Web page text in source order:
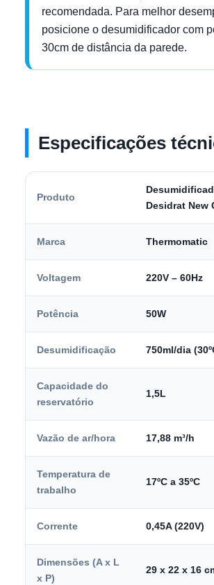
recomendada. Para melhor
posicione o desumidificador com
30cm de distância da parede.
Especificações
Produto
Desidrat New
Marca Thermomatic
Voltagem 220V – 60Hz
Potência 50W
Desumidificação 750ml/dia
Capacidade do
reservatório
1,5L
Vazão de ar/hora 17,88 m³/h
Temperatura de
trabalho
17ºC a 35ºC
Corrente 0,45A (220V)
Dimensões (A x L
x P)
29 x 22 x 16